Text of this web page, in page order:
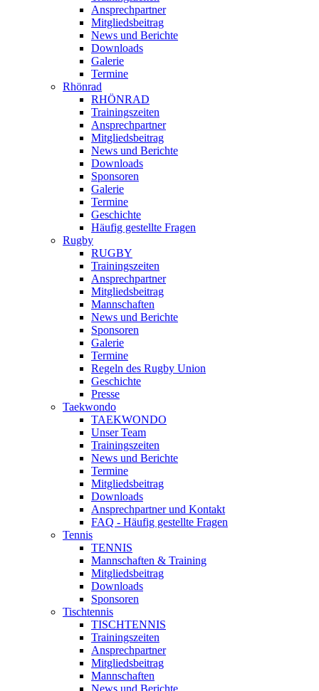
Ansprechpartner
Mitgliedsbeitrag
News und Berichte
Downloads
Galerie
Termine
Rhönrad
RHÖNRAD
Trainingszeiten
Ansprechpartner
Mitgliedsbeitrag
News und Berichte
Downloads
Sponsoren
Galerie
Termine
Geschichte
Häufig gestellte Fragen
Rugby
RUGBY
Trainingszeiten
Ansprechpartner
Mitgliedsbeitrag
Mannschaften
News und Berichte
Sponsoren
Galerie
Termine
Regeln des Rugby Union
Geschichte
Presse
Taekwondo
TAEKWONDO
Unser Team
Trainingszeiten
News und Berichte
Termine
Mitgliedsbeitrag
Downloads
Ansprechpartner und Kontakt
FAQ - Häufig gestellte Fragen
Tennis
TENNIS
Mannschaften & Training
Mitgliedsbeitrag
Downloads
Sponsoren
Tischtennis
TISCHTENNIS
Trainingszeiten
Ansprechpartner
Mitgliedsbeitrag
Mannschaften
News und Berichte